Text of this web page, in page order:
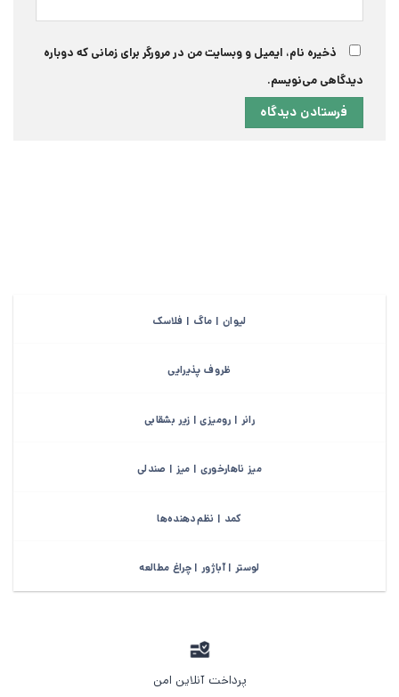
ذخیره نام، ایمیل و وبسایت من در مرورگر برای زمانی که دوباره
دیدگاهی می‌نویسم.
لیوان | ماگ | فلاسک
ظروف پذیرایی
رانر | رومیزی | زیر بشقابی
میز ناهارخوری | میز | صندلی
کمد | نظم‌دهنده‌ها
لوستر | آباژور | چراغ مطالعه
پرداخت آنلاین امن